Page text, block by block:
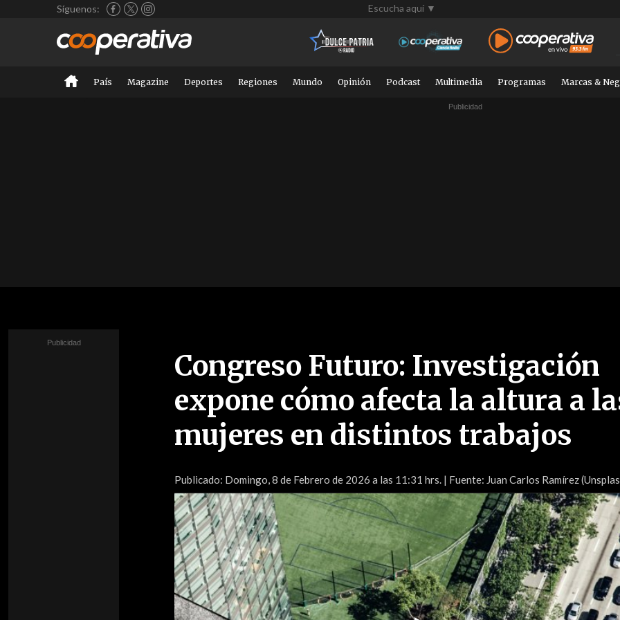
Síguenos: Escucha aquí ▼
País Magazine Deportes Regiones Mundo Opinión Podcast Multimedia Programas Marcas &
Congreso Futuro: Investigación
expone cómo afecta la altura a
mujeres en distintos trabajos
Publicado: Domingo, 8 de Febrero de 2026 a las 11:31 hrs. | Fuente: Juan Carlos Ramírez